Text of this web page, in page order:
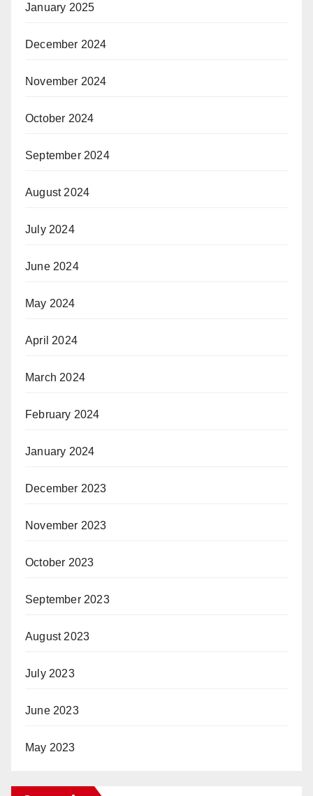
January 2025
December 2024
November 2024
October 2024
September 2024
August 2024
July 2024
June 2024
May 2024
April 2024
March 2024
February 2024
January 2024
December 2023
November 2023
October 2023
September 2023
August 2023
July 2023
June 2023
May 2023